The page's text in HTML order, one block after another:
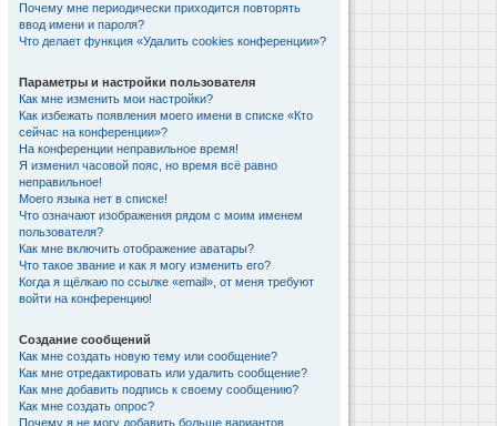
Почему мне периодически приходится повторять
ввод имени и пароля?
Что делает функция «Удалить cookies конференции»?
Параметры и настройки пользователя
Как мне изменить мои настройки?
Как избежать появления моего имени в списке «Кто
сейчас на конференции»?
На конференции неправильное время!
Я изменил часовой пояс, но время всё равно
неправильное!
Моего языка нет в списке!
Что означают изображения рядом с моим именем
пользователя?
Как мне включить отображение аватары?
Что такое звание и как я могу изменить его?
Когда я щёлкаю по ссылке «email», от меня требуют
войти на конференцию!
Создание сообщений
Как мне создать новую тему или сообщение?
Как мне отредактировать или удалить сообщение?
Как мне добавить подпись к своему сообщению?
Как мне создать опрос?
Почему я не могу добавить больше вариантов